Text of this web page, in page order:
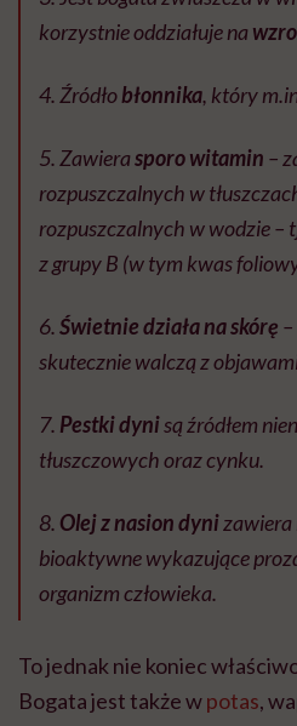
korzystnie oddziałuje na
4. Źródłobłonnika, który
5. Zawierasporo witamin –
rozpuszczalnych w
rozpuszczalnych w wodzie
z grupy B (w tym kwas
6.Świetnie działa na skórę
skutecznie walczą z
7. Pestki dynisą źródłem
tłuszczowych oraz cynku.
8. Olej z nasion dynizawiera
bioaktywne wykazujące
organizm człowieka.
To jednak nie koniec
Bogata jest także wpotas,